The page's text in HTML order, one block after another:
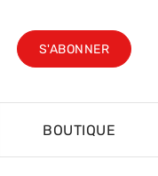
S'ABONNER
BOUTIQUE